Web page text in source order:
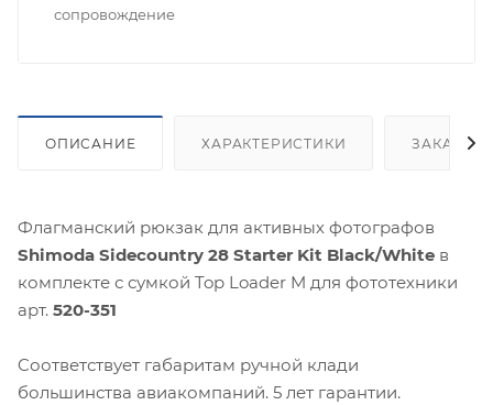
сопровождение
ОПИСАНИЕ ХАРАКТЕРИСТИКИ
Флагманский рюкзак для активных фотографов
Shimoda Sidecountry 28 Starter Kit Black/White в
комплекте с сумкой Top Loader M для фототехники
арт. 520-351
Cоответствует габаритам ручной клади
большинства авиакомпаний. 5 лет гарантии.